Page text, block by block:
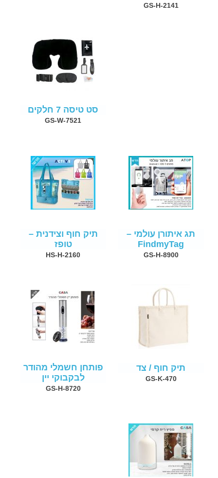
GS-H-2141
סט טיסה 7 חלקים
GS-W-7521
תג איתורן עולמי –
FindmyTag
GS-H-8900
תיק חוף וצידנית –
טופז
HS-H-2160
תיק חוף / צד
GS-K-470
פותחן חשמלי מהודר
לבקבוקי יין
GS-H-8720